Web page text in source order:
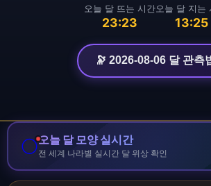
오늘 달 뜨는 시간
23:23
오늘 달 지는
13:25
🔭 2026-08-06 달 관측
🌕오늘 달 모양 실시간
전 세계 나라별 실시간 달 위상 확인